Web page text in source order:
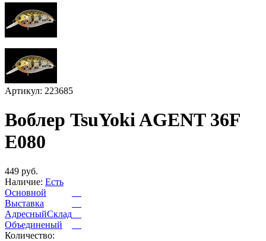
Артикул: 223685
Воблер TsuYoki AGENT 36F
E080
449 руб.
Наличие: Есть
Основной
Выставка
АдресныйСклад
Объединеный
Количество: